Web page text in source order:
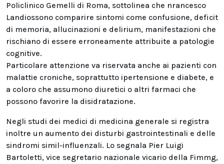
Policlinico Gemelli di Roma, sottolinea che nrancesco
Landiossono comparire sintomi come confusione, deficit
di memoria, allucinazioni e delirium, manifestazioni che
rischiano di essere erroneamente attribuite a patologie
cognitive.
Particolare attenzione va riservata anche ai pazienti con
malattie croniche, soprattutto ipertensione e diabete, e
a coloro che assumono diuretici o altri farmaci che
possono favorire la disidratazione.
Negli studi dei medici di medicina generale si registra
inoltre un aumento dei disturbi gastrointestinali e delle
sindromi simil-influenzali. Lo segnala Pier Luigi
Bartoletti, vice segretario nazionale vicario della Fimmg,